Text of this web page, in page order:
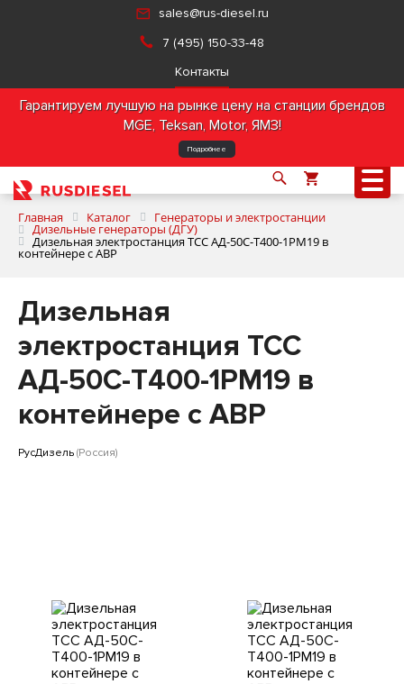
sales@rus-diesel.ru
7 (495) 150-33-48
Контакты
Гарантируем лучшую на рынке цену на станции брендов
MGE, Teksan, Motor, ЯМЗ!
Подробнее
Продукция
Клиентам
Главная Каталог Генераторы и электростанции
Дизельные генераторы (ДГУ)
Дизельная электростанция ТСС АД-50С-Т400-1РМ19 в
контейнере с АВР
Дизельная
электростанция ТСС
АД-50С-Т400-1РМ19 в
контейнере с АВР
РусДизель (Россия)